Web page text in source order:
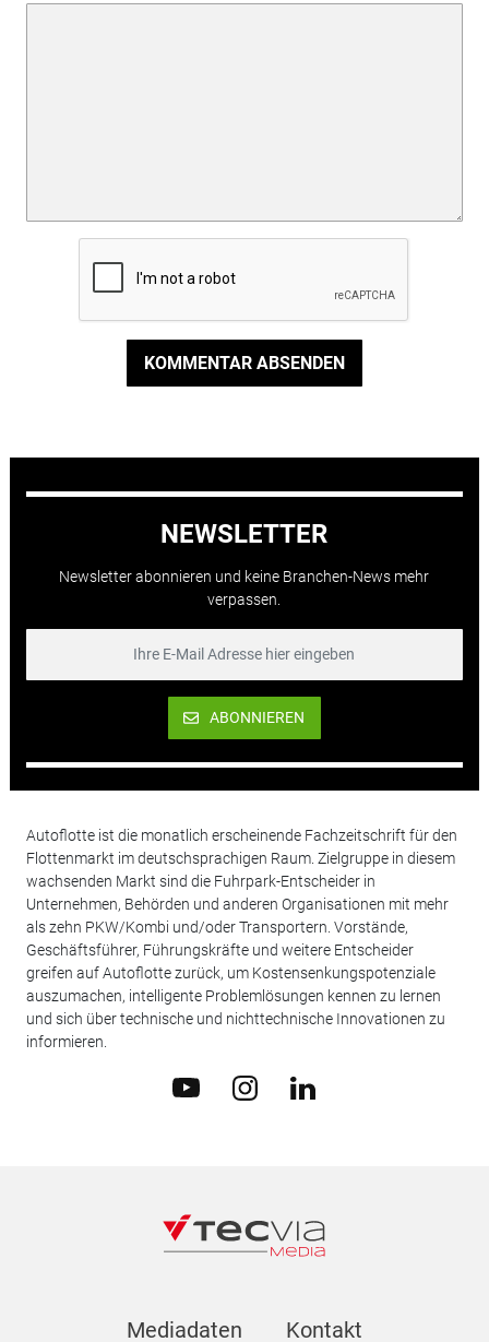
KOMMENTAR ABSENDEN
NEWSLETTER
Newsletter abonnieren und keine Branchen-News mehr
verpassen.
ABONNIEREN
Autoflotte ist die monatlich erscheinende Fachzeitschrift für den
Flottenmarkt im deutschsprachigen Raum. Zielgruppe in diesem
wachsenden Markt sind die Fuhrpark-Entscheider in
Unternehmen, Behörden und anderen Organisationen mit mehr
als zehn PKW/Kombi und/oder Transportern. Vorstände,
Geschäftsführer, Führungskräfte und weitere Entscheider
greifen auf Autoflotte zurück, um Kostensenkungspotenziale
auszumachen, intelligente Problemlösungen kennen zu lernen
und sich über technische und nichttechnische Innovationen zu
informieren.
Mediadaten Kontakt